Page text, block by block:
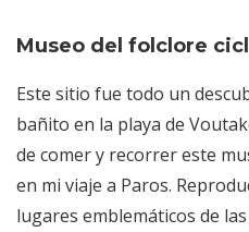
Museo del folclore
Este sitio fue todo un
bañito en la playa de
de comer y recorrer este
en mi viaje a Paros.
lugares emblemáticos de